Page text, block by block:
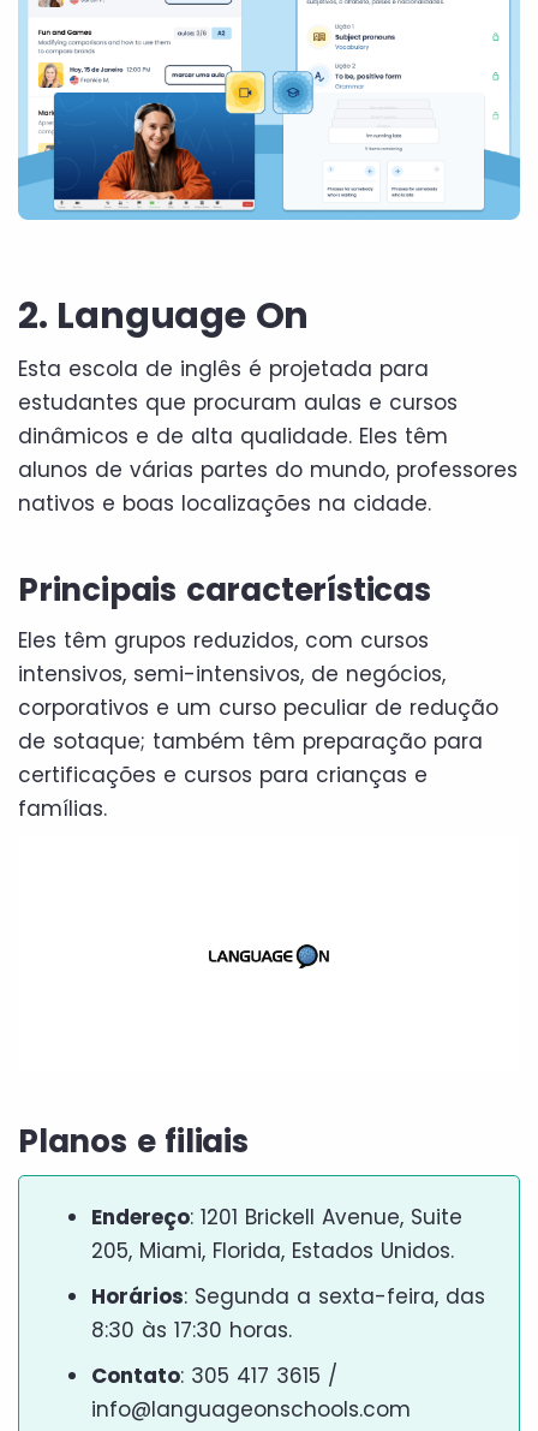
2. Language On
Esta escola de inglês é projetada para
estudantes que procuram aulas e cursos
dinâmicos e de alta qualidade. Eles têm
alunos de várias partes do mundo, professores
nativos e boas localizações na cidade.
Principais características
Eles têm grupos reduzidos, com cursos
intensivos, semi-intensivos, de negócios,
corporativos e um curso peculiar de redução
de sotaque; também têm preparação para
certificações e cursos para crianças e
famílias.
Planos e filiais
Endereço: 1201 Brickell Avenue, Suite
205, Miami, Florida, Estados Unidos.
Horários: Segunda a sexta-feira, das
8:30 às 17:30 horas.
Contato: 305 417 3615 /
info@languageonschools.com